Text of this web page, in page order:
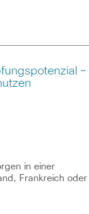
–
in einer
Frankreich oder